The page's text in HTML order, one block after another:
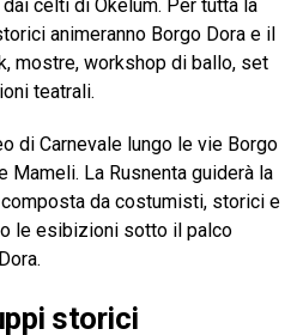
celti di Okelum. Per tutta la
animeranno Borgo Dora e il
mostre, workshop di ballo, set
teatrali.
di Carnevale lungo le vie Borgo
Mameli. La Rusnenta guiderà la
da costumisti, storici e
le esibizioni sotto il palco
storici